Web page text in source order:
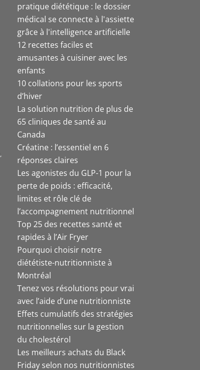
pratique diététique : le dossier
médical se connecte à l'assiette
grâce à l'intelligence artificielle
12 recettes faciles et
amusantes à cuisiner avec les
enfants
10 collations pour les sports
d’hiver
La solution nutrition de plus de
65 cliniques de santé au
Canada
Créatine : l’essentiel en 6
réponses claires
Les agonistes du GLP-1 pour la
perte de poids : efficacité,
limites et rôle clé de
l’accompagnement nutritionnel
Top 25 des recettes santé et
rapides à l’Air Fryer
Pourquoi choisir notre
diététiste-nutritionniste à
Montréal
Tenez vos résolutions pour vrai
avec l’aide d’une nutritionniste
Effets cumulatifs des stratégies
nutritionnelles sur la gestion
du cholestérol
Les meilleurs achats du Black
Friday selon nos nutritionnistes